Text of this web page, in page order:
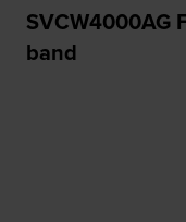
SVCW4000AG
band